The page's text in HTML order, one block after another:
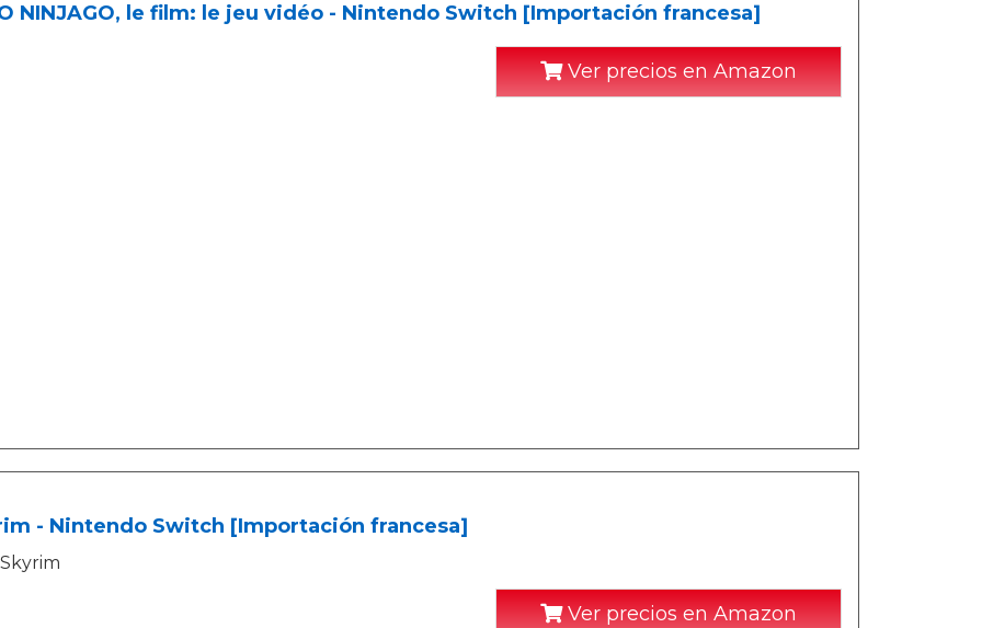
NINJAGO, le film: le jeu vidéo - Nintendo Switch [Importación francesa]
Ver precios en Amazon
- Nintendo Switch [Importación francesa]
Skyrim
Ver precios en Amazon